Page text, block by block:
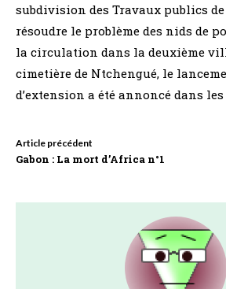
subdivision des Travaux publics
résoudre le problème des nids de
la circulation dans la deuxième
cimetière de Ntchengué, le
d’extension a été annoncé dans
Article précédent
Gabon : La mort d’Africa n°1